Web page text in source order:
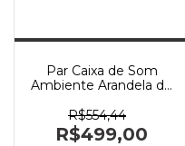
Par Caixa de Som
Ambiente Arandela de
50W Branca
R$554,44
R$499,00